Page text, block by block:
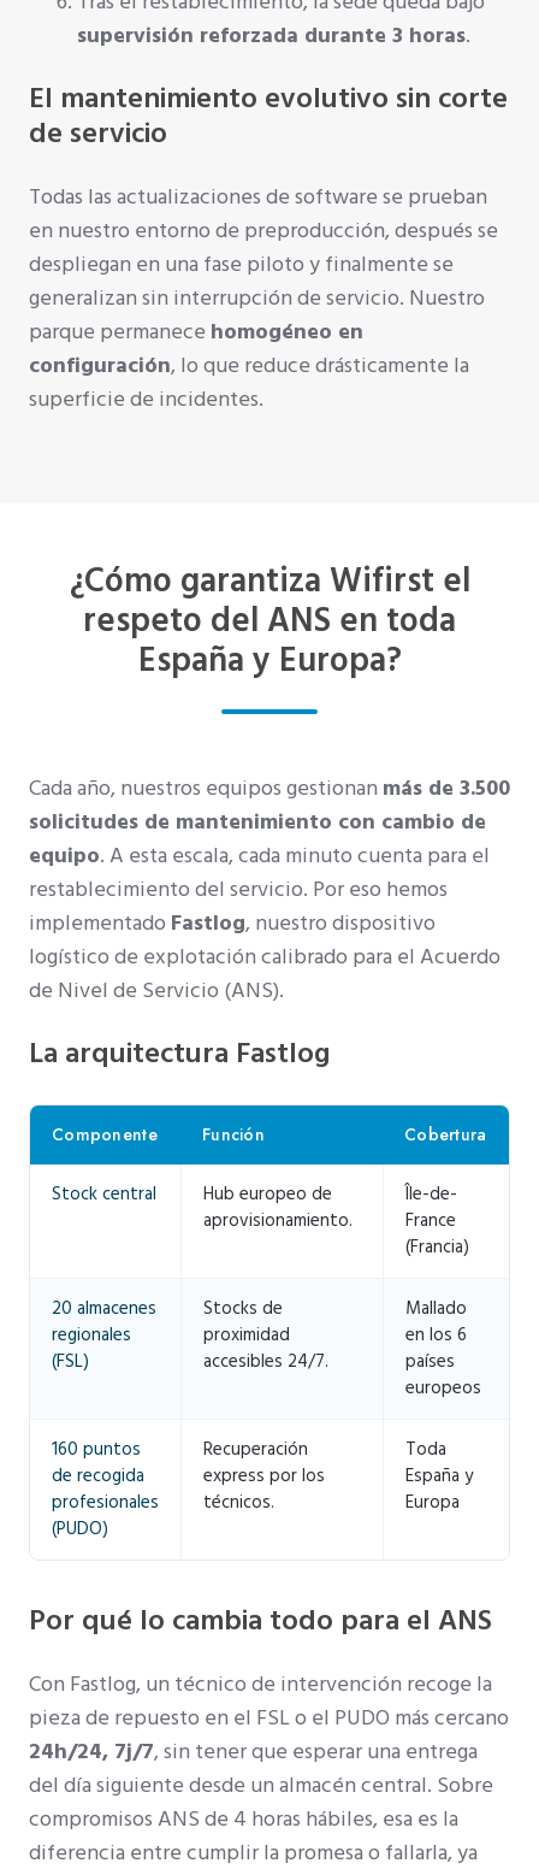
supervisión reforzada durante 3 horas.
El mantenimiento evolutivo sin corte
de servicio
Todas las actualizaciones de software se prueban
en nuestro entorno de preproducción, después se
despliegan en una fase piloto y finalmente se
generalizan sin interrupción de servicio. Nuestro
parque permanece homogéneo en
configuración, lo que reduce drásticamente la
superficie de incidentes.
¿Cómo garantiza Wifirst el
respeto del ANS en toda
España y Europa?
Cada año, nuestros equipos gestionan más de 3.500
solicitudes de mantenimiento con cambio de
equipo. A esta escala, cada minuto cuenta para el
restablecimiento del servicio. Por eso hemos
implementado Fastlog, nuestro dispositivo
logístico de explotación calibrado para el Acuerdo
de Nivel de Servicio (ANS).
La arquitectura Fastlog
Componente Función Cobertura
Stock central
Hub europeo de
aprovisionamiento.
Île-de-
France
(Francia)
20 almacenes
regionales
(FSL)
Stocks de
proximidad
accesibles 24/7.
Mallado
en los 6
países
europeos
160 puntos
de recogida
profesionales
(PUDO)
Recuperación
express por los
técnicos.
Toda
España y
Europa
Por qué lo cambia todo para el ANS
Con Fastlog, un técnico de intervención recoge la
pieza de repuesto en el FSL o el PUDO más cercano
24h/24, 7j/7, sin tener que esperar una entrega
del día siguiente desde un almacén central. Sobre
compromisos ANS de 4 horas hábiles, esa es la
diferencia entre cumplir la promesa o fallarla, ya